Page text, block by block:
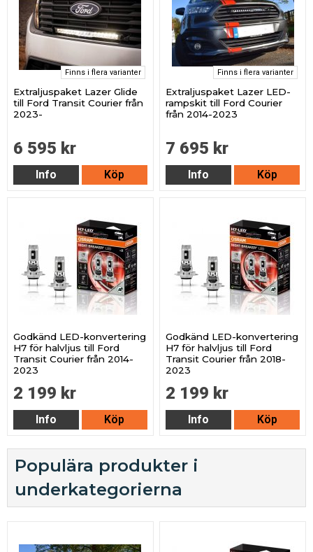
Finns i flera varianter
Extraljuspaket Lazer Glide
till Ford Transit Courier från
2023-
6 595 kr
Info Köp
Finns i flera varianter
Extraljuspaket Lazer LED-
rampskit till Ford Courier
från 2014-2023
7 695 kr
Info Köp
Godkänd LED-konvertering
H7 för halvljus till Ford
Transit Courier från 2014-
2023
2 199 kr
Info Köp
Godkänd LED-konvertering
H7 för halvljus till Ford
Transit Courier från 2018-
2023
2 199 kr
Info Köp
Populära produkter i
underkategorierna